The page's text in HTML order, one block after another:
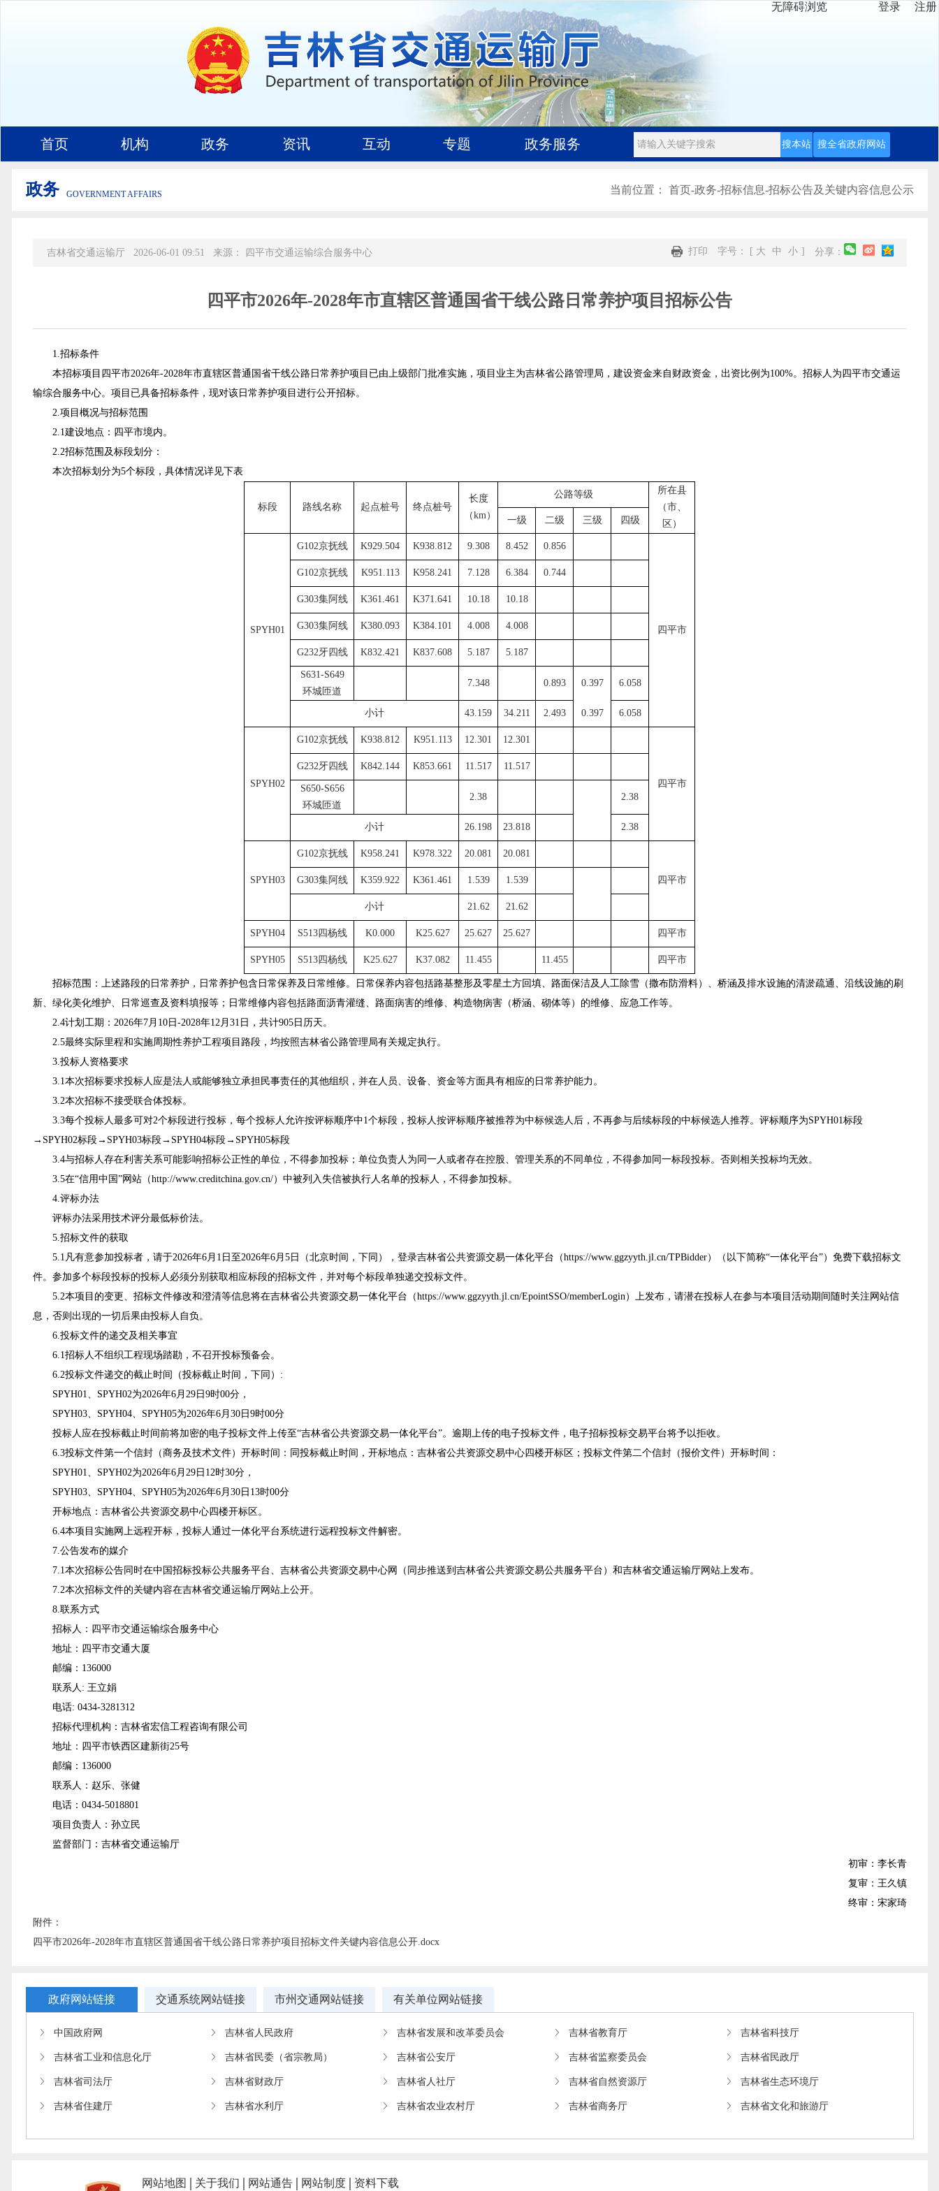
无障碍浏览 登录 注册
首页 机构 政务 资讯 互动 专题 政务服务
政务 GOVERNMENT AFFAIRS 当前位置： 首页-政务-招标信息-招标公告及关键内容信息公示
吉林省交通运输厅 2026-06-01 09:51 来源： 四平市交通运输综合服务中心 打印 字号： [ 大 中 小 ] 分享：
四平市2026年-2028年市直辖区普通国省干线公路日常养护项目招标公告
1.招标条件
本招标项目四平市2026年-2028年市直辖区普通国省干线公路日常养护项目已由上级部门批准实施， 项目业主为吉林省公路管理局 ，建设资金来自财政资金，出资比例为100%。 招标人为四平市交通运
输综合服务中心。 项目已具备招标条件，现对该日常养护项目进行公开招标。
2.项目概况与招标范围
2.1建设地点：四平市境内。
2.2招标范围及标段划分：
本次招标划分为5个标段，具体情况详见下表
标段 路线名称 起点桩号 终点桩号
长度
（km）
公路等级
所在县
（市、
区）
一级 二级 三级 四级
SPYH01
G102京抚线 K929.504 K938.812 9.308 8.452 0.856
四平市
G102京抚线 K951.113 K958.241 7.128 6.384 0.744
G303集阿线 K361.461 K371.641 10.18 10.18
G303集阿线 K380.093 K384.101 4.008 4.008
G232牙四线 K832.421 K837.608 5.187 5.187
S631-S649
环城匝道
7.348 0.893 0.397 6.058
小计 43.159 34.211 2.493 0.397 6.058
SPYH02
G102京抚线 K938.812 K951.113 12.301 12.301
四平市
G232牙四线 K842.144 K853.661 11.517 11.517
S650-S656
环城匝道
2.38 2.38
小计 26.198 23.818 2.38
SPYH03
G102京抚线 K958.241 K978.322 20.081 20.081
四平市
G303集阿线 K359.922 K361.461 1.539 1.539
小计 21.62 21.62
SPYH04 S513四杨线 K0.000 K25.627 25.627 25.627 四平市
SPYH05 S513四杨线 K25.627 K37.082 11.455 11.455 四平市
招标范围：上述路段的日常养护，日常养护包含日常保养及日常维修。日常保养内容包括路基整形及零星土方回填、路面保洁及人工除雪（撒布防滑料）、桥涵及排水设施的清淤疏通、沿线设施的刷
新、绿化美化维护、日常巡查及资料填报等；日常维修内容包括路面沥青灌缝、路面病害的维修、构造物病害（桥涵、砌体等）的维修、应急工作等。
2.4计划工期：2026年7月10日-2028年12月31日，共计905日历天。
2.5最终实际里程和实施周期性养护工程项目路段，均按照吉林省公路管理局有关规定执行。
3.投标人资格要求
3.1本次招标要求投标人应是法人或能够独立承担民事责任的其他组织， 并在人员、设备、资金等方面具有相应的日常养护能力。
3.2本次招标不接受联合体投标。
3.3每个投标人最多可对2个标段进行投标，每个投标人允许按评标顺序中1个标段，投标人按评标顺序被推荐为中标候选人后，不再参与后续标段的中标候选人推荐。评标顺序为SPYH01标段
→SPYH02标段→SPYH03标段→SPYH04标段→SPYH05标段
3.4与招标人存在利害关系可能影响招标公正性的单位，不得参加投标；单位负责人为同一人或者存在控股、管理关系的不同单位，不得参加同一标段投标。否则相关投标均无效。
3.5在“信用中国”网 站（http://www.creditchina.gov.cn/）中被列入失信被执行人名单的投标人，不得参加投标。
4.评标办法
评标办法采用技术评分最低标价法。
5.招标文件的获取
5.1凡有意参加投标者，请于2026年6月1日至2026年6月5日（北京时间，下同），登录吉林省公共资源交易一体化平台（https://www.ggzyyth.jl.cn/TPBidder）（以下简称“一体化平台”）免费下载招标文
件。参加多个标段投标的投标人必须分别获取相应标段的招标文件，并对每个标段单独递交投标文件。
5.2本项目的变更、招标文件修改和澄清等信息将在吉林省公共资源交易一体化平台（https://www.ggzyyth.jl.cn/EpointSSO/memberLogin）上发布，请潜在投标人在参与本项目活动期间随时关注网站信
息，否则出现的一切后果由投标人自负。
6.投标文件的递交及相关事宜
6.1招标人不组织工程现场踏勘，不召开投标预备会。
6.2投标文件递交的截止时间（投标截止时间，下同）:
SPYH01、SPYH02为2026年6月29日9时00分，
SPYH03、SPYH04、SPYH05为2026年6月30日9时00分
投标人应在投标截止时间前将加密的电子投标文件上传至“吉林省公共资源交易一体化平台”。逾期上传的电子投标文件，电子招标投标交易平台将予以拒收。
6.3投标文件第一个信封（商务及技术文件）开标时间：同投标截止时间，开标地点：吉林省公共资源交易中心四楼开标区；投标文件第二个信封（报价文件）开标时间：
SPYH01、SPYH02为2026年6月29日12时30分，
SPYH03、SPYH04、SPYH05为2026年6月30日13时00分
开标地点：吉林省公共资源交易中心四楼开标区。
6.4本项目实施网上远程开标，投标人通过一体化平台系统进行远程投标文件解密。
7.公告发布的媒介
7.1本次招标公告同时在中国招标投标公共服务平台、 吉林省公共资源交易中心网（同步推送到吉林省公共资源交易公共服务平台） 和吉林省交通运输厅网站上发布。
7.2本次招标文件的关键内容在吉林省交通运输厅网站上公开。
8.联系方式
招标人 ： 四平市交通运输综合服务中心
地址 ： 四平市交通大厦
邮编 ： 136000
联系人: 王立娟
电话: 0434-3281312
招标代理机构 ： 吉林省宏信工程咨询有限公司
地址： 四平市铁西区建新街25号
邮编 ： 136000
联系人： 赵乐、张健
电话：0434-5018801
项目负责人：孙立民
监督部门： 吉林省交通运输厅
初审：李长青
复审：王久镇
终审：宋家琦
附件：
四平市2026年-2028年市直辖区普通国省干线公路日常养护项目招标文件关键内容信息公开.docx
政府网站链接 交通系统网站链接 市州交通网站链接 有关单位网站链接
中国政府网 吉林省人民政府 吉林省发展和改革委员会 吉林省教育厅 吉林省科技厅
吉林省工业和信息化厅 吉林省民委（省宗教局） 吉林省公安厅 吉林省监察委员会 吉林省民政厅
吉林省司法厅 吉林省财政厅 吉林省人社厅 吉林省自然资源厅 吉林省生态环境厅
吉林省住建厅 吉林省水利厅 吉林省农业农村厅 吉林省商务厅 吉林省文化和旅游厅
网站地图 关于我们 网站通告 网站制度 资料下载